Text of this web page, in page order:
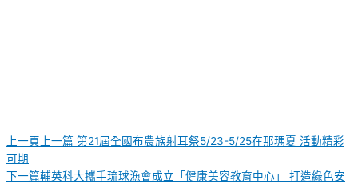
上一頁 上一篇 第21屆全國布農族射耳祭5/23-5/25在那瑪夏 活動精彩
可期
下一篇輔英科大攜手琉球漁會成立「健康美容教育中心」 打造綠色安